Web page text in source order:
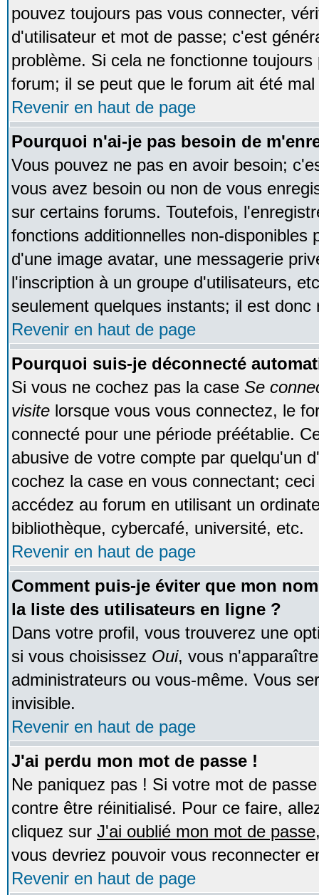
pouvez toujours pas vous connecter,
d'utilisateur et mot de passe; c'est
problème. Si cela ne fonctionne
forum; il se peut que le forum ait été
Revenir en haut de page
Pourquoi n'ai-je pas besoin de
Vous pouvez ne pas en avoir besoin;
vous avez besoin ou non de vous
sur certains forums. Toutefois,
fonctions additionnelles non-disponibles
d'une image avatar, une messagerie
l'inscription à un groupe d'utilisateurs,
seulement quelques instants; il est
Revenir en haut de page
Pourquoi suis-je déconnecté
Si vous ne cochez pas la case Se
visite lorsque vous vous connectez, le
connecté pour une période préétablie.
abusive de votre compte par quelqu'un
cochez la case en vous connectant;
accédez au forum en utilisant un
bibliothèque, cybercafé, université, etc.
Revenir en haut de page
Comment puis-je éviter que mon
la liste des utilisateurs en ligne ?
Dans votre profil, vous trouverez une
si vous choisissez Oui, vous
administrateurs ou vous-même. Vous
invisible.
Revenir en haut de page
J'ai perdu mon mot de passe !
Ne paniquez pas ! Si votre mot de
contre être réinitialisé. Pour ce faire,
cliquez sur J'ai oublié mon mot de passe
vous devriez pouvoir vous reconnecter
Revenir en haut de page